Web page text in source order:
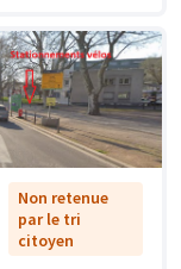
Non retenue
par le tri
citoyen